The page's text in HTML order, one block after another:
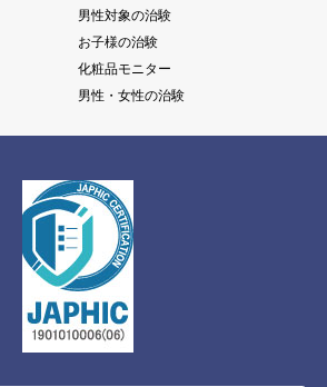
男性対象の治験
お子様の治験
化粧品モニター
男性・女性の治験